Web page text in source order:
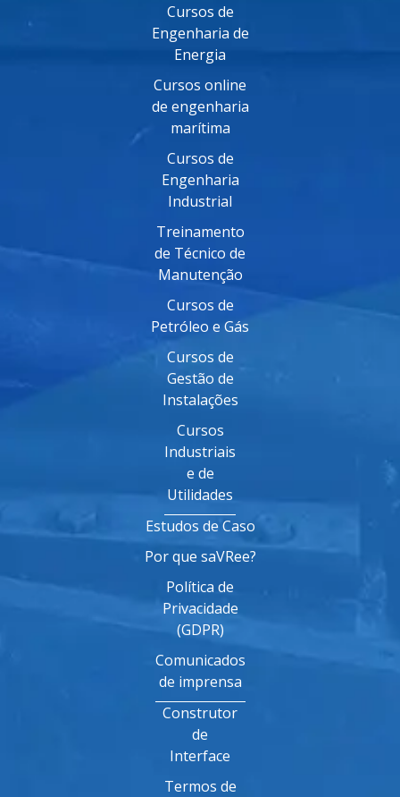
Cursos de
Engenharia de
Energia
Cursos online
de engenharia
marítima
Cursos de
Engenharia
Industrial
Treinamento
de Técnico de
Manutenção
Cursos de
Petróleo e Gás
Cursos de
Gestão de
Instalações
Cursos
Industriais
e de
Utilidades
Estudos de Caso
Por que saVRee?
Política de
Privacidade
(GDPR)
Comunicados
de imprensa
Construtor
de
Interface
Termos de